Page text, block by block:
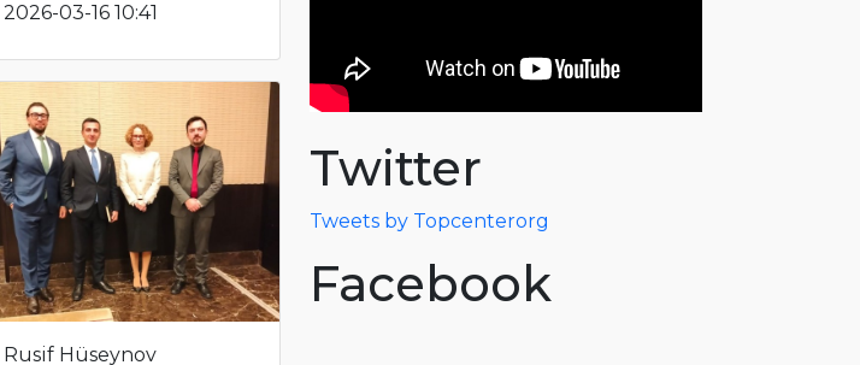
2026-03-16 10:41
Rusif Hüseynov
Twitter
Tweets by Topcenterorg
Facebook